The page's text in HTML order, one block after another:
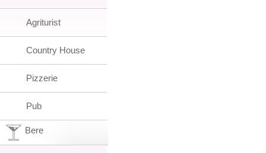
Agriturist
Country House
Pizzerie
Pub
Bere